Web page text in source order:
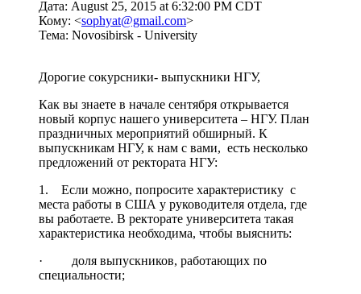
Дата: August 25, 2015 at 6:32:00 PM CDT
Кому: <sophyat@gmail.com>
Тема: Novosibirsk - University
Дорогие сокурсники- выпускники НГУ,
Как вы знаете в начале сентября открывается
новый корпус нашего университета – НГУ. План
праздничных мероприятий обширный. К
выпускникам НГУ, к нам с вами, есть несколько
предложений от ректората НГУ:
1. Если можно, попросите характеристику с
места работы в США у руководителя отдела, где
вы работаете. В ректорате университета такая
характеристика необходима, чтобы выяснить:
· доля выпускников, работающих по
специальности;